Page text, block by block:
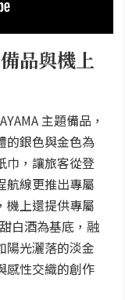
品與機上
主題備品，
的銀色與金色為
巾，讓旅客從登
航線更推出專屬
機上還提供專屬
白酒為基底，融
陽光灑落的淡金
感性交織的創作